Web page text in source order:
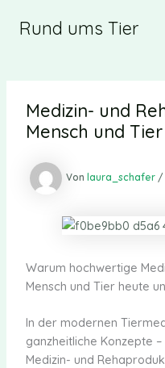
InhaltRund ums Tier
Medizin- und
Mensch und
Von laura_schafer /
Warum hochwertige
Mensch und Tier heute
In der modernen
ganzheitliche Konzepte
Medizin- und